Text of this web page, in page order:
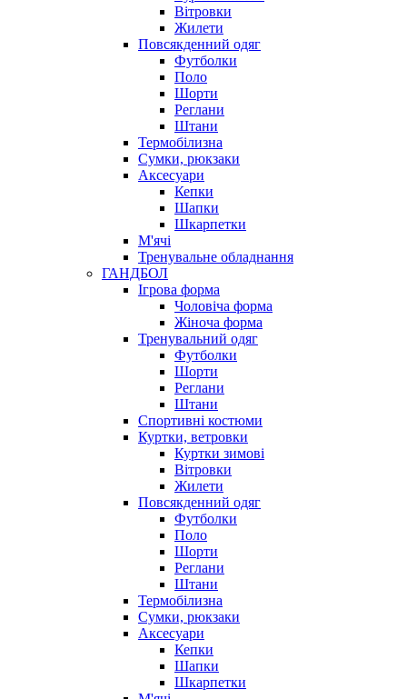
Вітровки
Жилети
Повсякденний одяг
Футболки
Поло
Шорти
Реглани
Штани
Термобілизна
Сумки, рюкзаки
Аксесуари
Кепки
Шапки
Шкарпетки
М'ячі
Тренувальне обладнання
ГАНДБОЛ
Ігрова форма
Чоловіча форма
Жіноча форма
Тренувальний одяг
Футболки
Шорти
Реглани
Штани
Спортивні костюми
Куртки, ветровки
Куртки зимові
Вітровки
Жилети
Повсякденний одяг
Футболки
Поло
Шорти
Реглани
Штани
Термобілизна
Сумки, рюкзаки
Аксесуари
Кепки
Шапки
Шкарпетки